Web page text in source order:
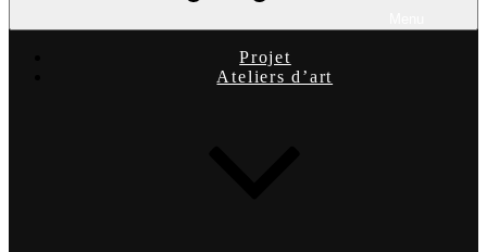
Projet
Ateliers d’art